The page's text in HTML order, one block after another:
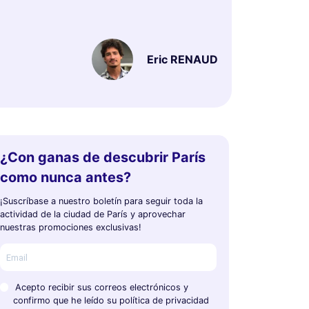
Eric RENAUD
¿Con ganas de descubrir París
como nunca antes?
¡Suscríbase a nuestro boletín para seguir toda la
actividad de la ciudad de París y aprovechar
nuestras promociones exclusivas!
Acepto recibir sus correos electrónicos y
confirmo que he leído su política de privacidad